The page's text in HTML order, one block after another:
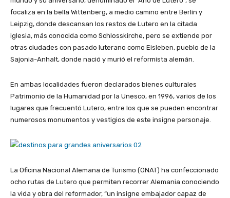
focaliza en la bella Wittenberg, a medio camino entre Berlín y
Leipzig, donde descansan los restos de Lutero en la citada
iglesia, más conocida como Schlosskirche, pero se extiende por
otras ciudades con pasado luterano como Eisleben, pueblo de la
Sajonia-Anhalt, donde nació y murió el reformista alemán.
En ambas localidades fueron declarados bienes culturales
Patrimonio de la Humanidad por la Unesco, en 1996, varios de los
lugares que frecuentó Lutero, entre los que se pueden encontrar
numerosos monumentos y vestigios de este insigne personaje.
La Oficina Nacional Alemana de Turismo (ONAT) ha confeccionado
ocho rutas de Lutero que permiten recorrer Alemania conociendo
la vida y obra del reformador, “un insigne embajador capaz de